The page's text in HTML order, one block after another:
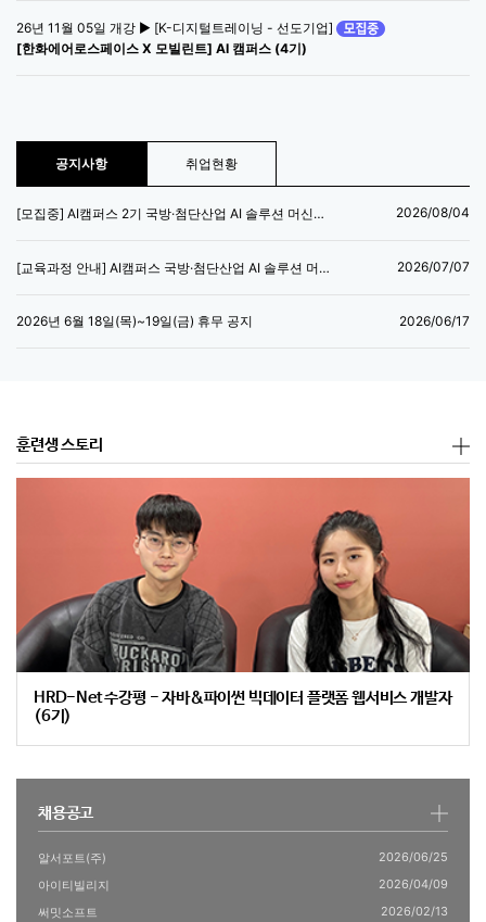
26년 11월 05일 개강 ▶ [K-디지털트레이닝 - 선도기업]
[한화에어로스페이스 X 모빌린트] AI 캠퍼스 (4기)
공지사항 취업현황
[모집중] AI캠퍼스 2기 국방·첨단산업 AI 솔루션 머신러닝 엔지니어 양성과정 2026/08/04
[교육과정 안내] AI캠퍼스 국방·첨단산업 AI 솔루션 머신러닝 엔지니어 양성과정 2026/07/07
2026년 6월 18일(목)~19일(금) 휴무 공지 2026/06/17
훈련생 스토리
HRD-Net 수강평 - 자바&파이썬 빅데이터 플랫폼 웹서비스 개발자
(6기)
채용공고
알서포트(주)
2026/06/25
아이티빌리지
2026/04/09
써밋소프트
2026/02/13